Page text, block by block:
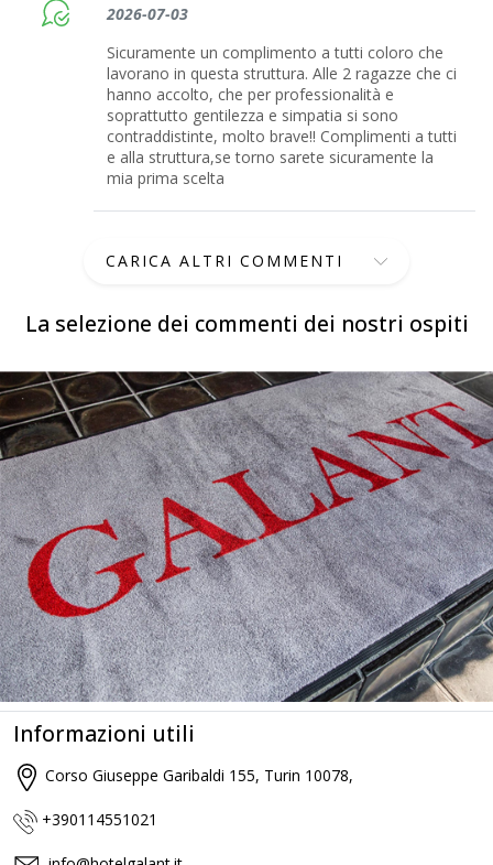
La selezione dei commenti dei nostri ospiti
2026-07-03
Sicuramente un complimento a tutti coloro che
lavorano in questa struttura. Alle 2 ragazze che ci
hanno accolto, che per professionalità e
soprattutto gentilezza e simpatia si sono
contraddistinte, molto brave!! Complimenti a tutti
e alla struttura,se torno sarete sicuramente la
mia prima scelta
CARICA ALTRI COMMENTI
Informazioni utili
Corso Giuseppe Garibaldi 155, Turin 10078,
+390114551021